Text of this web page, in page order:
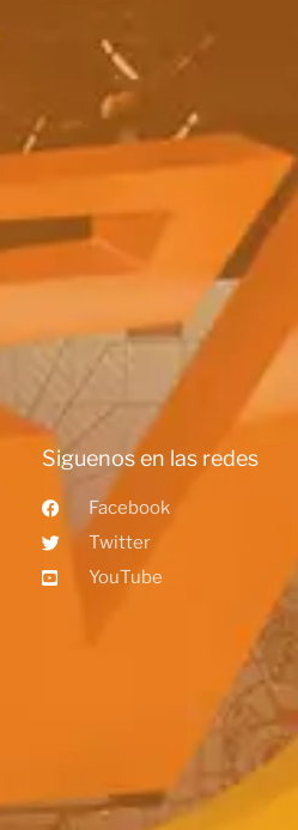
Siguenos en las redes
Facebook
Twitter
YouTube